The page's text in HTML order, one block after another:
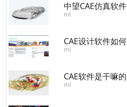
中望CAE仿真软
ml
ml
ml